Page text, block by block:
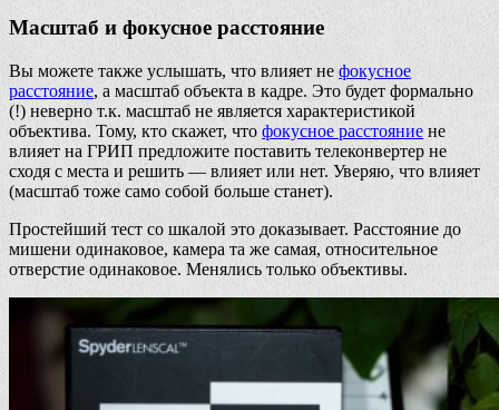
Масштаб и фокусное расстояние
Вы можете также услышать, что влияет не фокусное
расстояние, а масштаб объекта в кадре. Это будет формально
(!) неверно т.к. масштаб не является характеристикой
объектива. Тому, кто скажет, что фокусное расстояние не
влияет на ГРИП предложите поставить телеконвертер не
сходя с места и решить — влияет или нет. Уверяю, что влияет
(масштаб тоже само собой больше станет).
Простейший тест со шкалой это доказывает. Расстояние до
мишени одинаковое, камера та же самая, относительное
отверстие одинаковое. Менялись только объективы.